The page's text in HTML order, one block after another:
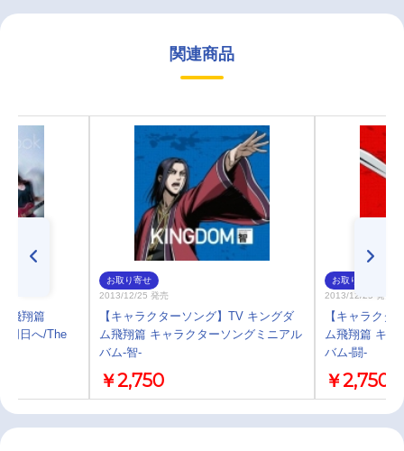
関連商品
飛翔篇
明日へ/The
お取り寄せ
2013/12/25 発売
【キャラクターソング】TV キングダ
ム飛翔篇 キャラクターソングミニアル
バム-智-
￥2,750
お取り寄せ
2013/12/25 発売
【キャラクタ
ム飛翔篇 キャ
バム-闘-
￥2,750